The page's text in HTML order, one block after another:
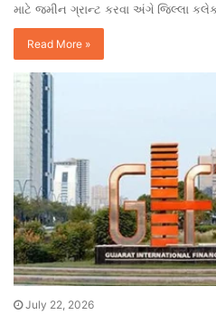
માટે જમીન ગ્રાન્ટ કરવા અંગે જિલ્લા
Read More »
July 22, 2026